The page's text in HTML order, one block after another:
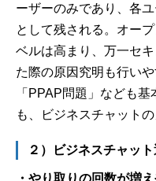
ーザーのみであり、各
として残される。オー
ベルは高まり、万一セキ
た際の原因究明も行い
「PPAP問題」なども
も、ビジネスチャット
２）ビジネスチャッ
・やり取りの回数が増